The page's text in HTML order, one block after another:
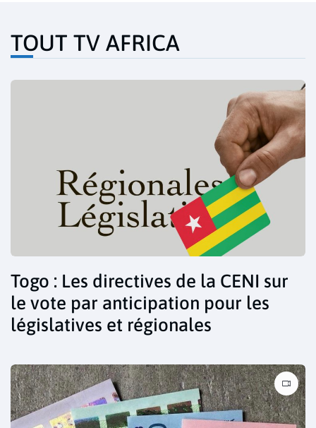
TOUT TV AFRICA
Togo : Les directives de la CENI sur
le vote par anticipation pour les
législatives et régionales